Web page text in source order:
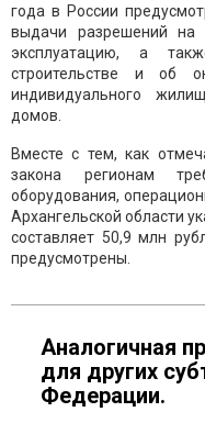
года в России
выдачи разрешений на
эксплуатацию, а
строительстве и об
индивидуального
домов.
Вместе с тем, как
закона регионам
оборудования,
Архангельской области
составляет 50,9 млн
предусмотрены.
Аналогичная
для других
Федерации.